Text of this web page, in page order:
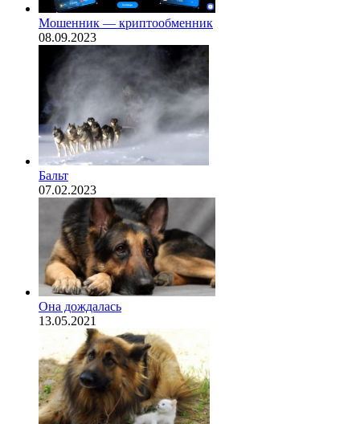
Мошенник — криптообменник
08.09.2023
Бальт
07.02.2023
Она дождалась
13.05.2021